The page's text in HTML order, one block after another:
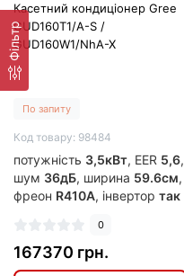
Фільтр
Касетний кондиціонер Gree
GUD160T1/A-S /
GUD160W1/NhA-X
По запиту
Код товару: 98484
потужність 3,5кВт, EER 5,6,
шум 36дБ, ширина 59.6см,
фреон R410A, інвертор так
0
167370 грн.